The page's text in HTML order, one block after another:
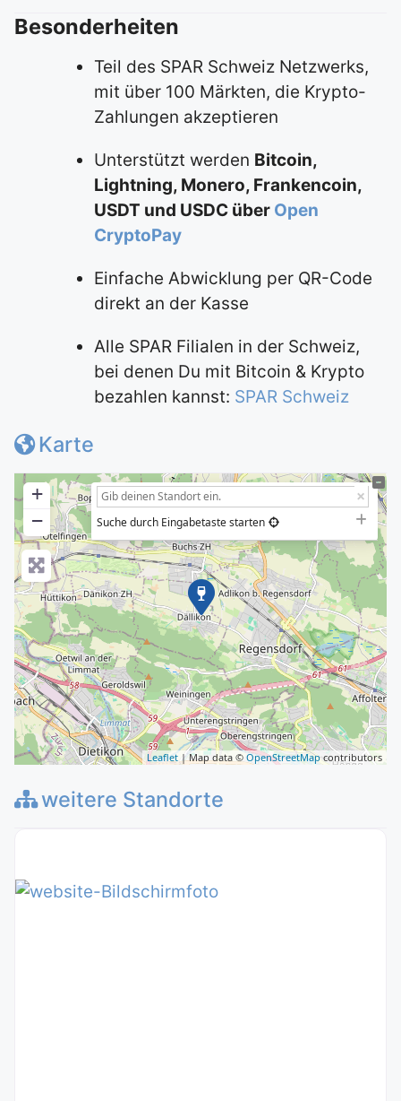
Besonderheiten
Teil des SPAR Schweiz Netzwerks,
mit über 100 Märkten, die Krypto-
Zahlungen akzeptieren
Unterstützt werden Bitcoin,
Lightning, Monero, Frankencoin,
USDT und USDC über Open
CryptoPay
Einfache Abwicklung per QR-Code
direkt an der Kasse
Alle SPAR Filialen in der Schweiz,
bei denen Du mit Bitcoin & Krypto
bezahlen kannst: SPAR Schweiz
Karte
+
−
Suche durch Eingabetaste starten
Leaflet | Map data ©OpenStreetMapcontributors
weitere Standorte